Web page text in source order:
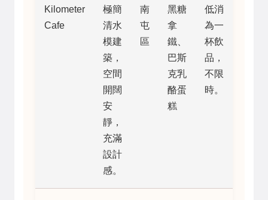
Kilometer
Cafe
極簡
清水
模建
築，
空間
開闊
安
靜，
充滿
設計
感。
南
屯
區
黑糖
拿
鐵、
巴斯
克乳
酪蛋
糕
低消
為一
杯飲
品，
不限
時。